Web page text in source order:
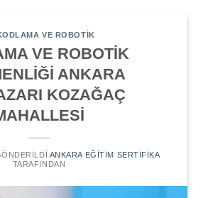
VE ROBOTIK
VE ROBOTİK
ANKARA
KOZAĞAÇ
ANKARA EĞITIM SERTIFIKA
TARAFINDAN